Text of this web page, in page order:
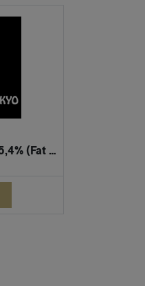
Omnipollos Tokyo IPA 5,4% (Fat 30L)